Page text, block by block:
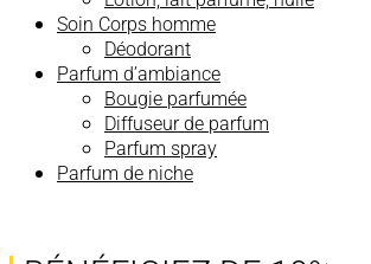
Soin Corps homme
Déodorant
Parfum d’ambiance
Bougie parfumée
Diffuseur de parfum
Parfum spray
Parfum de niche